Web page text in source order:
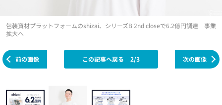
包装資材プラットフォームのshizai、シリーズB 2nd closeで6.2億円調達 事業
拡大へ
前の画像 次の画像
この記事へ戻る 2/3